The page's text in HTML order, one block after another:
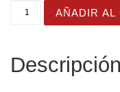
Taza Brillante con
AÑADIR AL
Descripción